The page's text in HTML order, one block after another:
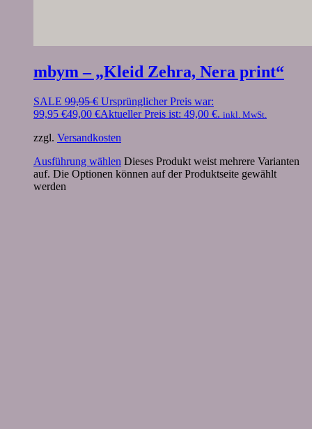
mbym – „Kleid Zehra, Nera print“
SALE 99,95€ Ursprünglicher Preis war:
99,95 €49,00 €Aktueller Preis ist: 49,00 €. inkl. MwSt.
zzgl. Versandkosten
Ausführung wählen Dieses Produkt weist mehrere Varianten
auf. Die Optionen können auf der Produktseite gewählt
werden